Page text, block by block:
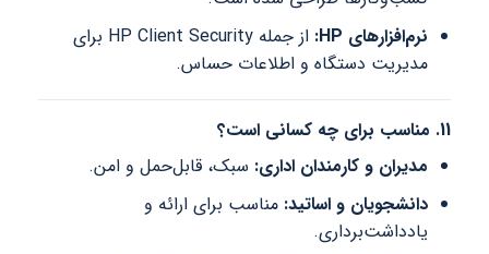
نرم‌افزارهای HP:
از جمله HP Client Security برای
مدیریت دستگاه و اطلاعات حساس.
11. مناسب برای چه کسانی است؟
مدیران و کارمندان اداری: سبک، قابل‌حمل و امن.
دانشجویان و اساتید: مناسب برای ارائه و
یادداشت‌برداری.